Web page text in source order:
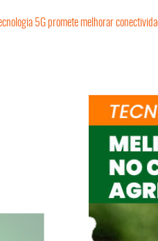
5G promete melhorar